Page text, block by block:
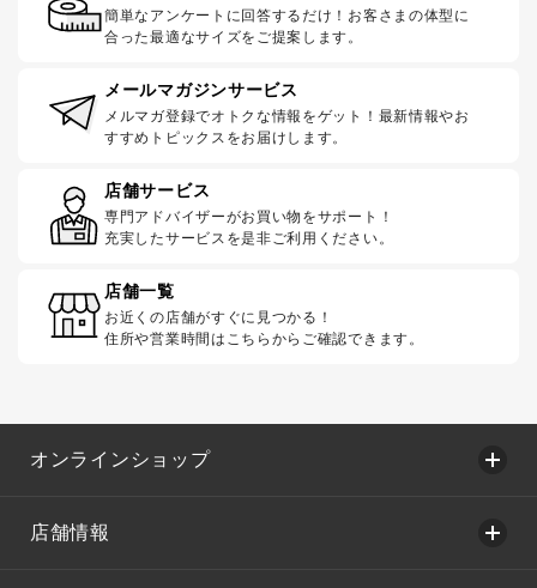
簡単なアンケートに回答するだけ！お客さまの体型に
合った最適なサイズをご提案します。
メールマガジンサービス
メルマガ登録でオトクな情報をゲット！最新情報やお
すすめトピックスをお届けします。
店舗サービス
専門アドバイザーがお買い物をサポート！
充実したサービスを是非ご利用ください。
店舗一覧
お近くの店舗がすぐに見つかる！
住所や営業時間はこちらからご確認できます。
オンラインショップ
店舗情報